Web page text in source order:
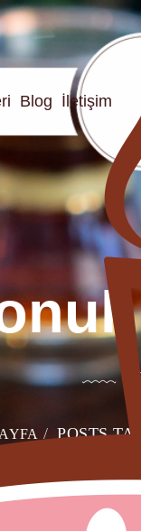
Blog İletişim
POSTS